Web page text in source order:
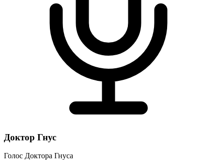
Доктор Гнус
Голос Доктора Гнуса